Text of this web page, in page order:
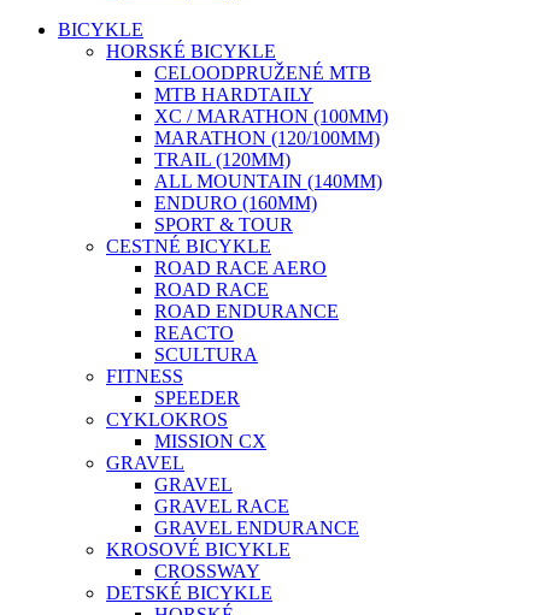
BICYKLE
HORSKÉ BICYKLE
CELOODPRUŽENÉ MTB
MTB HARDTAILY
XC / MARATHON (100MM)
MARATHON (120/100MM)
TRAIL (120MM)
ALL MOUNTAIN (140MM)
ENDURO (160MM)
SPORT & TOUR
CESTNÉ BICYKLE
ROAD RACE AERO
ROAD RACE
ROAD ENDURANCE
REACTO
SCULTURA
FITNESS
SPEEDER
CYKLOKROS
MISSION CX
GRAVEL
GRAVEL
GRAVEL RACE
GRAVEL ENDURANCE
KROSOVÉ BICYKLE
CROSSWAY
DETSKÉ BICYKLE